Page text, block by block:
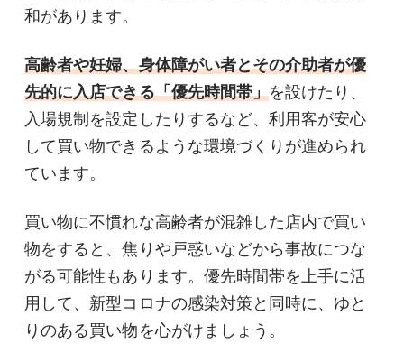
和があります。
高齢者や妊婦、身体障がい者とその介助者が優
先的に入店できる「優先時間帯」を設けたり、
入場規制を設定したりするなど、利用客が安心
して買い物できるような環境づくりが進められ
ています。
買い物に不慣れな高齢者が混雑した店内で買い
物をすると、焦りや戸惑いなどから事故につな
がる可能性もあります。優先時間帯を上手に活
用して、新型コロナの感染対策と同時に、ゆと
りのある買い物を心がけましょう。